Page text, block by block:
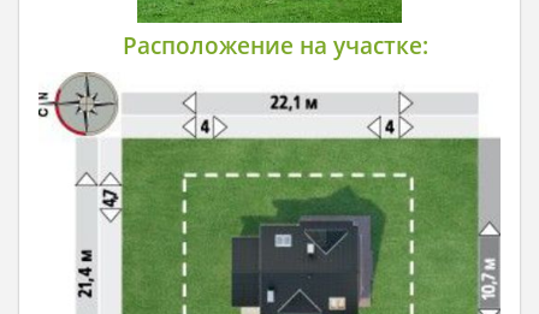
Расположение на участке: